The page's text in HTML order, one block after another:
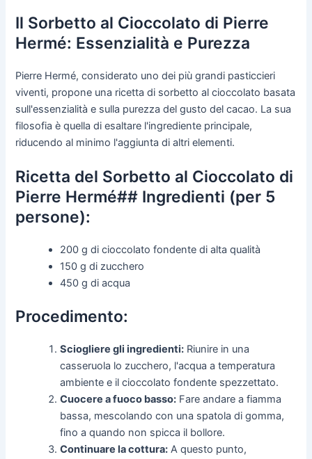
Il Sorbetto al Cioccolato di Pierre
Hermé: Essenzialità e Purezza
Pierre Hermé, considerato uno dei più grandi pasticcieri
viventi, propone una ricetta di sorbetto al cioccolato basata
sull'essenzialità e sulla purezza del gusto del cacao. La sua
filosofia è quella di esaltare l'ingrediente principale,
riducendo al minimo l'aggiunta di altri elementi.
Ricetta del Sorbetto al Cioccolato di
Pierre Hermé## Ingredienti (per 5
persone):
200 g di cioccolato fondente di alta qualità
150 g di zucchero
450 g di acqua
Procedimento:
Sciogliere gli ingredienti: Riunire in una
casseruola lo zucchero, l'acqua a temperatura
ambiente e il cioccolato fondente spezzettato.
Cuocere a fuoco basso: Fare andare a fiamma
bassa, mescolando con una spatola di gomma,
fino a quando non spicca il bollore.
Continuare la cottura: A questo punto,